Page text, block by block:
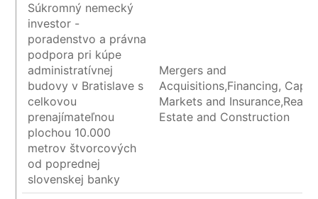
Súkromný nemecký
investor -
poradenstvo a právna
podpora pri kúpe
administratívnej
budovy v Bratislave s
celkovou
prenajímateľnou
plochou 10.000
metrov štvorcových
od poprednej
slovenskej banky
Mergers and
Acquisitions,Financing,
Markets and Insurance,Real
Estate and Construction